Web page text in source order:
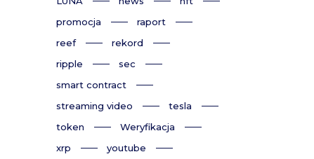
promocja
raport
reef
rekord
ripple
sec
smart contract
streaming video
tesla
token
Weryfikacja
xrp
youtube